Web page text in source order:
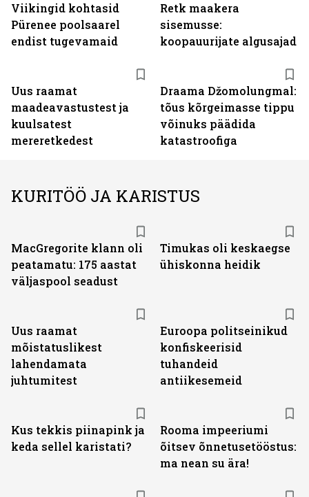
Viikingid kohtasid
Pürenee poolsaarel
endist tugevamaid
Retk maakera
sisemusse:
koopauurijate algusajad
Uus raamat
maadeavastustest ja
kuulsatest
mereretkedest
Draama Džomolungmal:
tõus kõrgeimasse tippu
võinuks päädida
katastroofiga
KURITÖÖ JA KARISTUS
MacGregorite klann oli
peatamatu: 175 aastat
väljas­pool seadust
Timukas oli keskaegse
ühiskonna heidik
Uus raamat
mõistatuslikest
lahendamata
juhtumitest
Euroopa politseinikud
konfiskeerisid
tuhandeid
antiikesemeid
Kus tekkis piinapink ja
keda sellel karistati?
Rooma impeeriumi
õitsev õnnetusetööstus:
ma nean su ära!